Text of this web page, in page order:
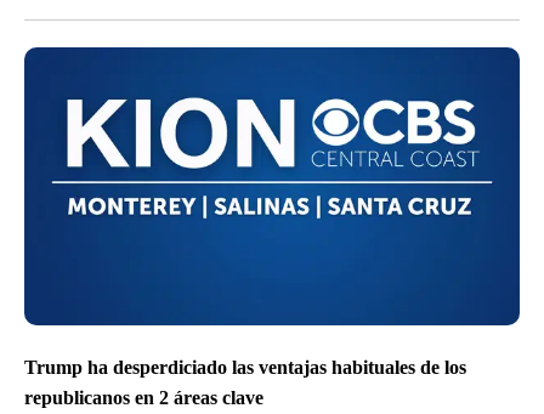
Trump ha desperdiciado las ventajas habituales de los
republicanos en 2 áreas clave